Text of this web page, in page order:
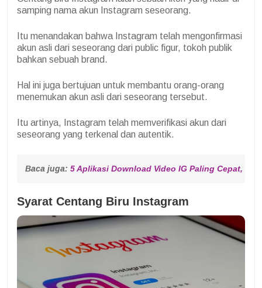
samping nama akun Instagram seseorang.
Itu menandakan bahwa Instagram telah mengonfirmasi
akun asli dari seseorang dari public figur, tokoh publik
bahkan sebuah brand.
Hal ini juga bertujuan untuk membantu orang-orang
menemukan akun asli dari seseorang tersebut.
Itu artinya, Instagram telah memverifikasi akun dari
seseorang yang terkenal dan autentik.
Baca juga: 5 Aplikasi Download Video IG Paling Cepat,
Syarat Centang Biru Instagram